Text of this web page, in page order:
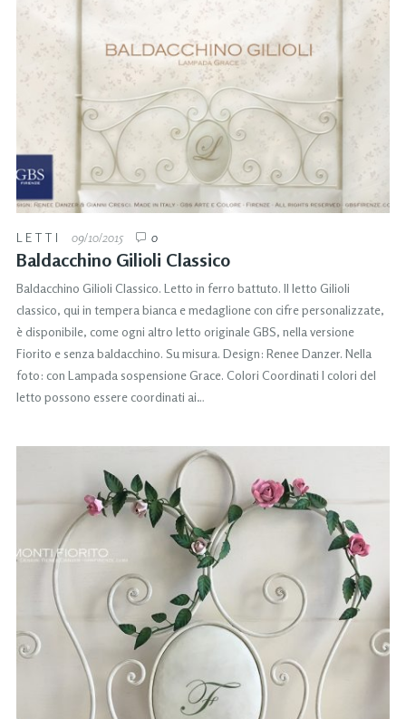
LETTI 09/10/2015 0
Baldacchino Gilioli Classico
Baldacchino Gilioli Classico. Letto in ferro battuto. Il letto Gilioli
classico, qui in tempera bianca e medaglione con cifre personalizzate,
è disponibile, come ogni altro letto originale GBS, nella versione
Fiorito e senza baldacchino. Su misura. Design: Renee Danzer. Nella
foto: con Lampada sospensione Grace. Colori Coordinati I colori del
letto possono essere coordinati ai…